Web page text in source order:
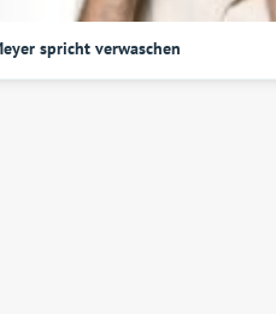
spricht verwaschen